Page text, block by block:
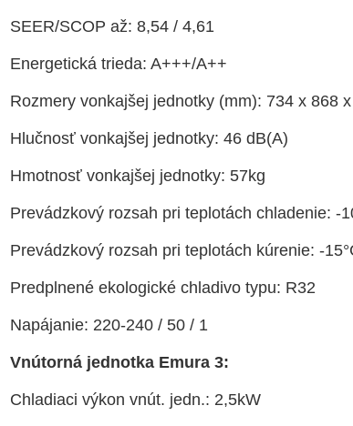
SEER/SCOP až: 8,54 / 4,61
Energetická trieda: A+++/A++
Rozmery vonkajšej jednotky (mm): 734 x 868
Hlučnosť vonkajšej jednotky: 46 dB(A)
Hmotnosť vonkajšej jednotky: 57kg
Prevádzkový rozsah pri teplotách chladenie: -
Prevádzkový rozsah pri teplotách kúrenie: -
Predplnené ekologické chladivo typu: R32
Napájanie: 220-240 / 50 / 1
Vnútorná jednotka Emura 3:
Chladiaci výkon vnút. jedn.: 2,5kW